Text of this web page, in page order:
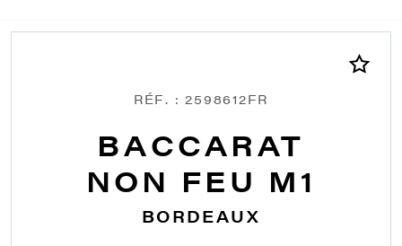
RÉF. : 2598612FR
BACCARAT
NON FEU M1
BORDEAUX